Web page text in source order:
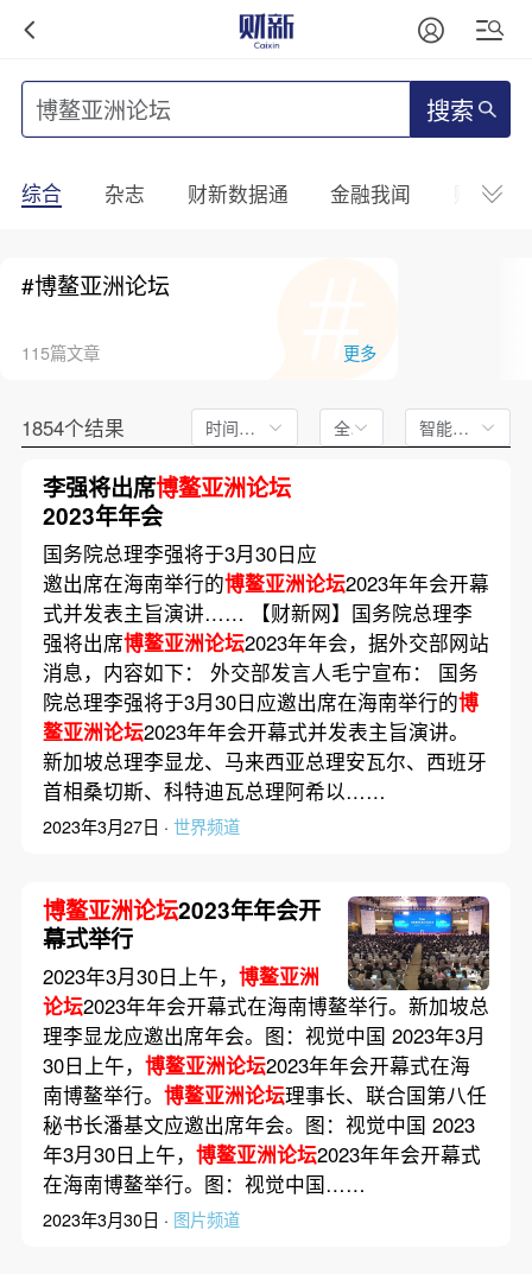
搜索
综合 杂志 财新数据通 金融我闻 财新
#博鳌亚洲论坛
115篇文章 更多
1854个结果 时间不限 全文 智能排序
李强将出席博鳌亚洲论坛
2023年年会
国务院总理李强将于3月30日应
邀出席在海南举行的博鳌亚洲论坛2023年年会开幕
式并发表主旨演讲…… 【财新网】国务院总理李
强将出席博鳌亚洲论坛2023年年会，据外交部网站
消息，内容如下： 外交部发言人毛宁宣布： 国务
院总理李强将于3月30日应邀出席在海南举行的博
鳌亚洲论坛2023年年会开幕式并发表主旨演讲。
新加坡总理李显龙、马来西亚总理安瓦尔、西班牙
首相桑切斯、科特迪瓦总理阿希以……
2023年3月27日 · 世界频道
博鳌亚洲论坛2023年年会开
幕式举行
2023年3月30日上午， 博鳌亚洲
论坛2023年年会开幕式在海南博鳌举行。新加坡总
理李显龙应邀出席年会。图：视觉中国 2023年3月
30日上午， 博鳌亚洲论坛2023年年会开幕式在海
南博鳌举行。 博鳌亚洲论坛理事长、联合国第八任
秘书长潘基文应邀出席年会。图：视觉中国 2023
年3月30日上午， 博鳌亚洲论坛2023年年会开幕式
在海南博鳌举行。图：视觉中国……
2023年3月30日 · 图片频道